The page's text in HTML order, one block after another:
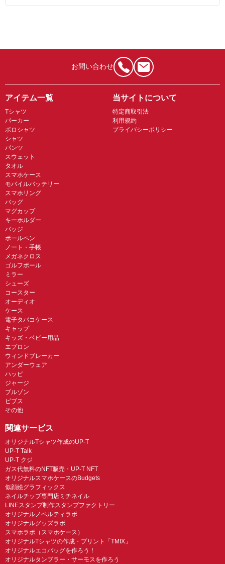
お問い合わせ
アイテム一覧
Tシャツ
パーカー
ポロシャツ
シャツ
パンツ
スウェット
タオル
スマホケース
モバイルバッテリー
スマホリング
バッグ
マグカップ
キーホルダー
バッジ
ボールペン
ノート・手帳
メガネクロス
ゴルフボール
ミラー
シューズ
コースター
オーディオ
ケース
電子タバコケース
キャップ
キッズ・ベビー用品
エプロン
ウィンドブレーカー
アンダーウェア
ハッピ
ジャージ
ブルゾン
ビブス
その他
当サイトについて
特定商取引法
利用規約
プライバシーポリシー
関連サービス
オリジナルTシャツ作成のUP-T
UP-T Talk
UP-T クジ
ガス代無料のNFT販売・UP-T NFT
オリジナルスマホケースのBudgets
似顔絵グラフィックス
ネイルチップ専門店ミチネイル
LINEスタンプ制作スタンプファクトリー
オリジナルノベルティラボ
オリジナルグッズラボ
スマホラボ（スマホケース）
オリジナルTシャツの作成・プリント「TMIX」
オリジナルエコバッグを作ろう！
オリジナルタンブラー・サーモスを作ろう